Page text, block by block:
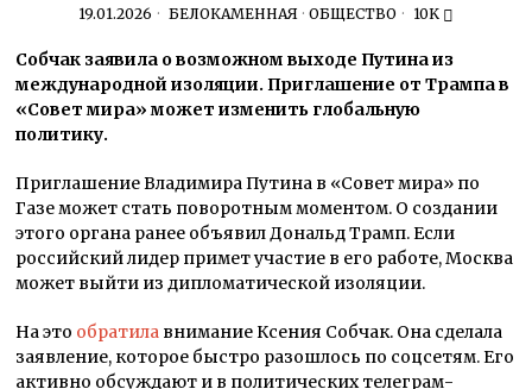
19.01.2026 БЕЛОКАМЕННАЯ · ОБЩЕСТВО 10K
Собчак заявила о возможном выходе Путина из
международной изоляции. Приглашение от Трампа в
«Совет мира» может изменить глобальную
политику.
Приглашение Владимира Путина в «Совет мира» по
Газе может стать поворотным моментом. О создании
этого органа ранее объявил Дональд Трамп. Если
российский лидер примет участие в его работе, Москва
может выйти из дипломатической изоляции.
На это обратила внимание Ксения Собчак. Она сделала
заявление, которое быстро разошлось по соцсетям. Его
активно обсуждают и в политических телеграм-